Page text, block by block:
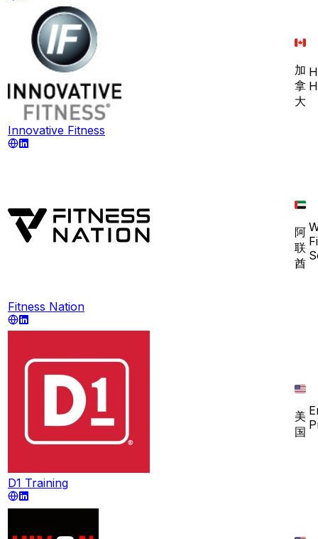
Innovative Fitness
加
拿
大
Fitness Nation
阿
联
酋
D1 Training
美
国